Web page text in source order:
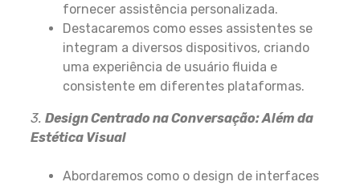
fornecer assistência personalizada.
Destacaremos como esses assistentes se
integram a diversos dispositivos, criando
uma experiência de usuário fluida e
consistente em diferentes plataformas.
3. Design Centrado na Conversação: Além da
Estética Visual
Abordaremos como o design de interfaces